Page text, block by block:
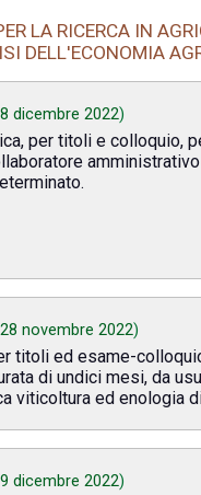
LA RICERCA IN
DELL'ECONOMIA
8 dicembre 2022)
per titoli e colloquio,
28 novembre 2022)
titoli ed esame-
di undici mesi, da
viticoltura ed enologia
9 dicembre 2022)